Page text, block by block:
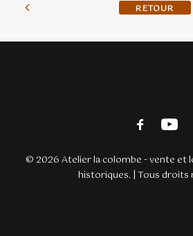
BACK TO SHOP
© 2026 Atelier la colombe - vente et
historiques. | Tous droits